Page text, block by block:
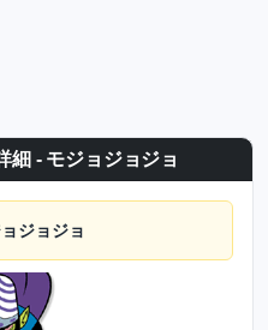
細 - モジョジョジョ
ジョジョ